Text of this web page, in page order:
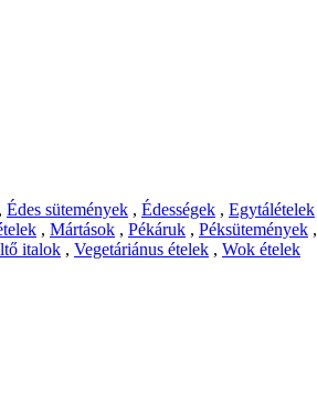
, Édes sütemények , Édességek , Egytálételek
, Mártások , Pékáruk , Péksütemények ,
italok , Vegetáriánus ételek , Wok ételek